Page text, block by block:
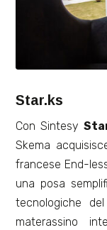
Star.ks
Con Sintesy
Skema
francese End-
una posa
tecnologiche
materassino